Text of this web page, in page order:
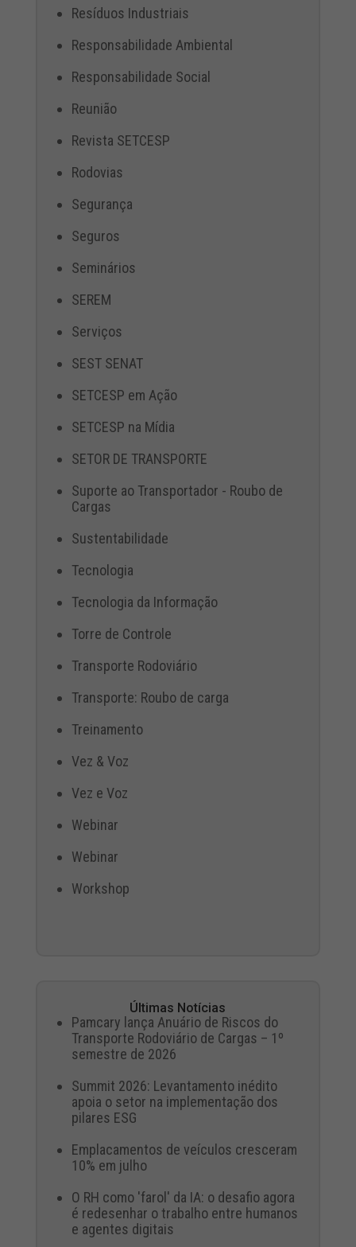
Resíduos Industriais
Responsabilidade Ambiental
Responsabilidade Social
Reunião
Revista SETCESP
Rodovias
Segurança
Seguros
Seminários
SEREM
Serviços
SEST SENAT
SETCESP em Ação
SETCESP na Mídia
SETOR DE TRANSPORTE
Suporte ao Transportador - Roubo de
Cargas
Sustentabilidade
Tecnologia
Tecnologia da Informação
Torre de Controle
Transporte Rodoviário
Transporte: Roubo de carga
Treinamento
Vez & Voz
Vez e Voz
Webinar
Webinar
Workshop
Últimas Notícias
Pamcary lança Anuário de Riscos do
Transporte Rodoviário de Cargas – 1º
semestre de 2026
Summit 2026: Levantamento inédito
apoia o setor na implementação dos
pilares ESG
Emplacamentos de veículos cresceram
10% em julho
O RH como 'farol' da IA: o desafio agora
é redesenhar o trabalho entre humanos
e agentes digitais